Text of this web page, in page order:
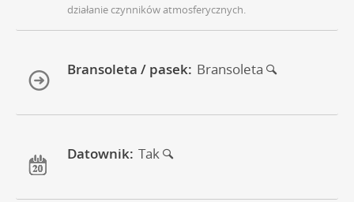
działanie czynników atmosferycznych.
Bransoleta / pasek: Bransoleta
Datownik: Tak